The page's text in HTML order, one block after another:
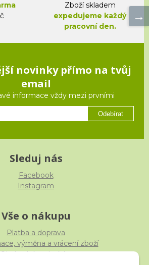
Zboží skladem
expedujeme každý
pracovní den.
novinky přímo na tvůj
email
informace vždy mezi prvními
Odebírat
Sleduj nás
Facebook
Instagram
Vše o nákupu
Platba a doprava
výměna a vrácení zboží
Obchodní podmínky